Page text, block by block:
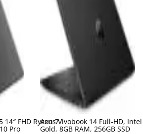
14″ FHD Ryzen 7
Pro
Asus Vivobook 14 Full-HD,
Gold, 8GB RAM, 256GB SSD